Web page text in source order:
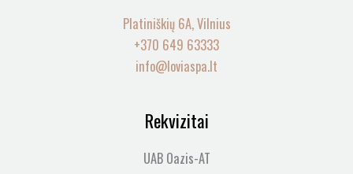
Platiniškių 6A, Vilnius
+370 649 63333
info@loviaspa.lt
Rekvizitai
UAB Oazis-AT